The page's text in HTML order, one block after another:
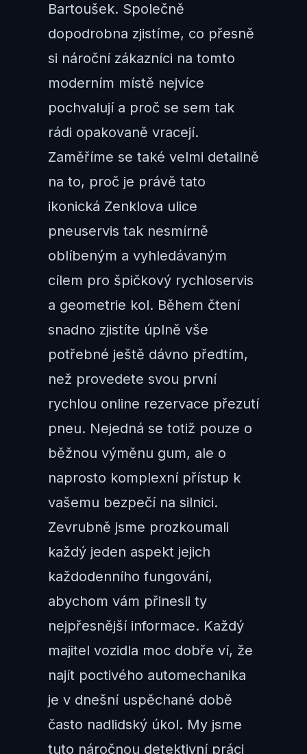
Bartoušek. Společně
dopodrobna zjistíme, co přesně
si nároční zákazníci na tomto
moderním místě nejvíce
pochvalují a proč se sem tak
rádi opakovaně vracejí.
Zaměříme se také velmi detailně
na to, proč je právě tato
ikonická Zenklova ulice
pneuservis tak nesmírně
oblíbeným a vyhledávaným
cílem pro špičkový rychloservis
a geometrie kol. Během čtení
snadno zjistíte úplně vše
potřebné ještě dávno předtím,
než provedete svou první
rychlou online rezervace přezutí
pneu. Nejedná se totiž pouze o
běžnou výměnu gum, ale o
naprosto komplexní přístup k
vašemu bezpečí na silnici.
Zevrubně jsme prozkoumali
každý jeden aspekt jejich
každodenního fungování,
abychom vám přinesli ty
nejpřesnější informace. Každý
majitel vozidla moc dobře ví, že
najít poctivého automechanika
je v dnešní uspěchané době
často nadlidský úkol. My jsme
tuto náročnou detektivní práci